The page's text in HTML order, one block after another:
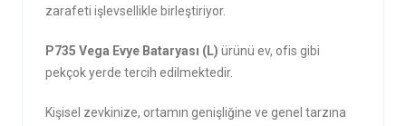
zarafeti işlevsellikle birleştiriyor.
P735 Vega Evye Bataryası (L) ürünü ev, ofis gibi
pekçok yerde tercih edilmektedir.
Kişisel zevkinize, ortamın genişliğine ve genel tarzına